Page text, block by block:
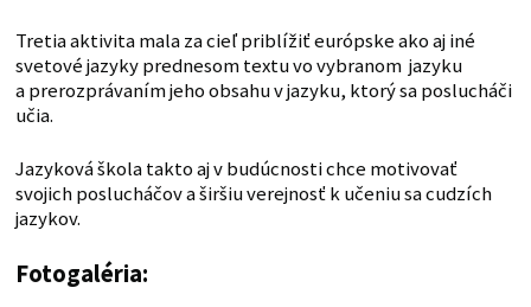
Tretia aktivita mala za cieľ priblížiť európske ako aj iné
svetové jazyky prednesom textu vo vybranom jazyku
a prerozprávaním jeho obsahu v jazyku, ktorý sa poslucháči
učia.
Jazyková škola takto aj v budúcnosti chce motivovať
svojich poslucháčov a širšiu verejnosť k učeniu sa cudzích
jazykov.
Fotogaléria: